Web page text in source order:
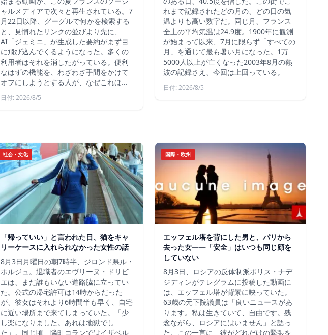
ャルメディアで次々と再生されている。7
月22日以降、グーグルで何かを検索する
と、見慣れたリンクの並びより先に、
AI「ジェミニ」が生成した要約がまず目
に飛び込んでくるようになった。多くの
利用者はそれを消したがっている。便利
なはずの機能を、わざわざ手間をかけて
オフにしようとする人が、なぜこれほ…
日付: 2026/8/5
れまで記録されたどの月の、どの日の気
温よりも高い数字だ。同じ月、フランス
全土の平均気温は24.9度。1900年に観測
が始まって以来、7月に限らず「すべての
月」を通じて最も暑い月になった。1万
5000人以上が亡くなった2003年8月の熱
波の記録さえ、今回は上回っている。
日付: 2026/8/5
社会・文化
「帰っていい」と言われた日、猫をキャ
リーケースに入れられなかった女性の話
8月3日月曜日の朝7時半、ジロンド県ル・
ポルジュ。退職者のエヴリーヌ・ドリビ
エは、まだ誰もいない道路脇に立ってい
た。公式の帰宅許可は14時からだった
が、彼女はそれより6時間半も早く、自宅
に近い場所まで来てしまっていた。「少
し楽になりました。あれは地獄でし
た」。同じ頃、隣町コランではイザベル
国際・欧州
エッフェル塔を背にした男と、パリから
去った女——「安全」はいつも同じ顔を
していない
8月3日、ロシアの反体制派ボリス・ナデ
ジディンがテレグラムに投稿した動画に
は、エッフェル塔が背景に映っていた。
63歳の元下院議員は「良いニュースがあ
ります。私は生きていて、自由です。残
念ながら、ロシアにはいません」と語っ
た。この一言に、彼がどれだけの緊張を